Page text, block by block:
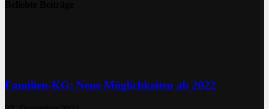
Familien-KG: Neue Möglichkeiten ab 2022